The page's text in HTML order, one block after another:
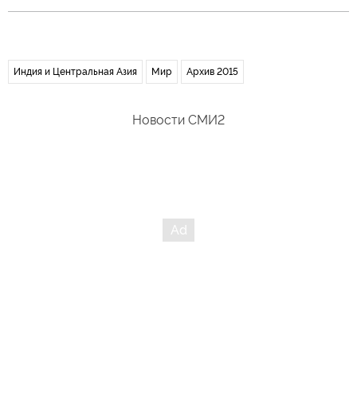
Индия и Центральная Азия Мир Архив 2015
Новости СМИ2